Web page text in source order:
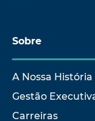
Sobre
A Nossa História
Gestão
Carreiras